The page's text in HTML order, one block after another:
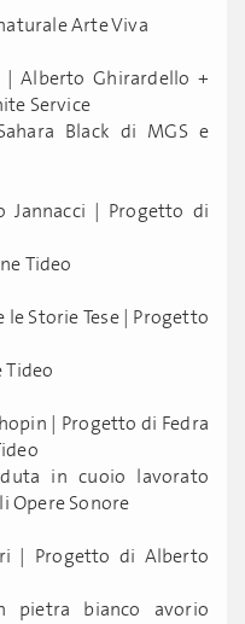
Arte Viva
| Alberto Ghirardello +
Service
Black di MGS e
Jannacci | Progetto di
Tideo
le Storie Tese | Progetto
Tideo
| Progetto di Fedra
in cuoio lavorato
Opere Sonore
| Progetto di Alberto
pietra bianco avorio